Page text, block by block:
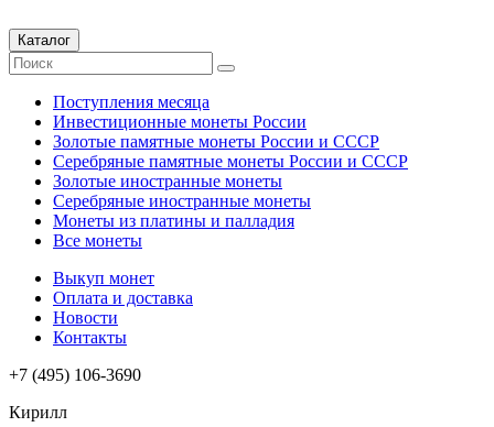
Каталог
Поступления месяца
Инвестиционные монеты России
Золотые памятные монеты России и СССР
Серебряные памятные монеты России и СССР
Золотые иностранные монеты
Серебряные иностранные монеты
Монеты из платины и палладия
Все монеты
Выкуп монет
Оплата и доставка
Новости
Контакты
+7 (495) 106-3690
Кирилл